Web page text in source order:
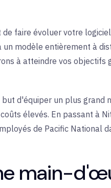
faire évoluer votre
modèle entièrement à
à atteindre vos objectifs
d'équiper un plus grand
élevés. En passant à
de Pacific National
main-